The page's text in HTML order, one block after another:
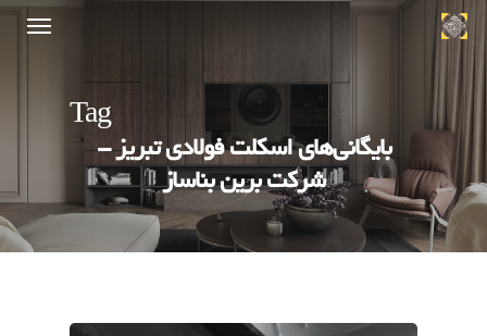
Tag
بایگانی‌های اسکلت فولادی تبریز -
شرکت برین بناساز